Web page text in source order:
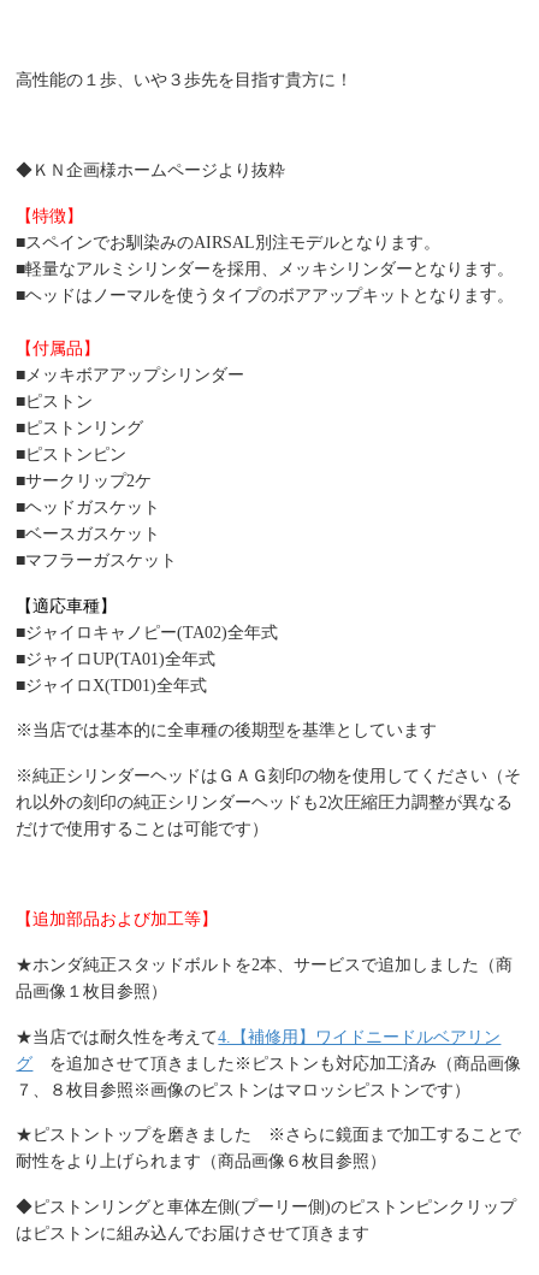
高性能の１歩、いや３歩先を目指す貴方に！
◆ＫＮ企画様ホームページより抜粋
【特徴】
■スペインでお馴染みのAIRSAL別注モデルとなります。
■軽量なアルミシリンダーを採用、メッキシリンダーとなります。
■ヘッドはノーマルを使うタイプのボアアップキットとなります。
【付属品】
■メッキボアアップシリンダー
■ピストン
■ピストンリング
■ピストンピン
■サークリップ2ケ
■ヘッドガスケット
■ベースガスケット
■マフラーガスケット
【適応車種】
■ジャイロキャノピー(TA02)全年式
■ジャイロUP(TA01)全年式
■ジャイロX(TD01)全年式
※当店では基本的に全車種の後期型を基準としています
※純正シリンダーヘッドはＧＡＧ刻印の物を使用してください（そ
れ以外の刻印の純正シリンダーヘッドも2次圧縮圧力調整が異なる
だけで使用することは可能です）
【追加部品および加工等】
★ホンダ純正スタッドボルトを2本、サービスで追加しました（商
品画像１枚目参照）
★当店では耐久性を考えて4.【補修用】ワイドニードルベアリン
グ を追加させて頂きました※ピストンも対応加工済み（商品画像
７、８枚目参照※画像のピストンはマロッシピストンです）
★ピストントップを磨きました ※さらに鏡面まで加工することで
耐性をより上げられます（商品画像６枚目参照）
◆ピストンリングと車体左側(プーリー側)のピストンピンクリップ
はピストンに組み込んでお届けさせて頂きます